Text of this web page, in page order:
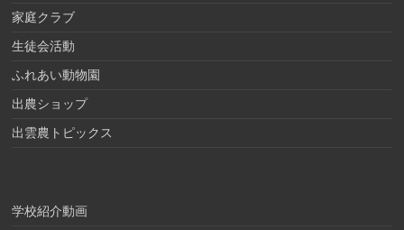
家庭クラブ
生徒会活動
ふれあい動物園
出農ショップ
出雲農トピックス
学校紹介動画